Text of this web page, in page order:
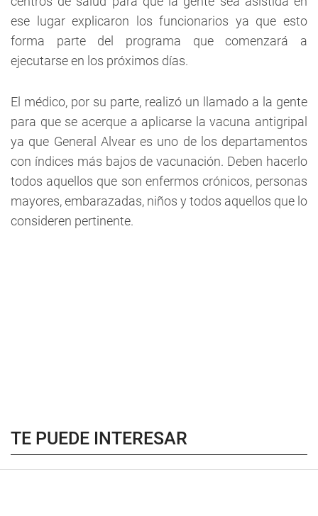
ese lugar explicaron los funcionarios ya que esto
forma parte del programa que comenzará a
ejecutarse en los próximos días.
El médico, por su parte, realizó un llamado a la gente
para que se acerque a aplicarse la vacuna antigripal
ya que General Alvear es uno de los departamentos
con índices más bajos de vacunación. Deben hacerlo
todos aquellos que son enfermos crónicos, personas
mayores, embarazadas, niños y todos aquellos que lo
consideren pertinente.
TE PUEDE INTERESAR